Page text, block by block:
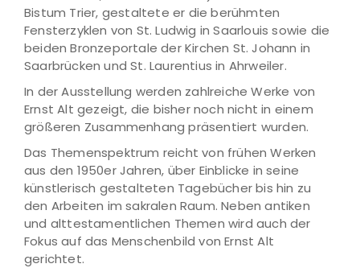
Bistum Trier, gestaltete er die berühmten
Fensterzyklen von St. Ludwig in Saarlouis sowie die
beiden Bronzeportale der Kirchen St. Johann in
Saarbrücken und St. Laurentius in Ahrweiler.
In der Ausstellung werden zahlreiche Werke von
Ernst Alt gezeigt, die bisher noch nicht in einem
größeren Zusammenhang präsentiert wurden.
Das Themenspektrum reicht von frühen Werken
aus den 1950er Jahren, über Einblicke in seine
künstlerisch gestalteten Tagebücher bis hin zu
den Arbeiten im sakralen Raum. Neben antiken
und alttestamentlichen Themen wird auch der
Fokus auf das Menschenbild von Ernst Alt
gerichtet.